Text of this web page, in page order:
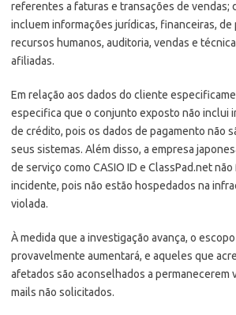
referentes a faturas e transações de vendas;
incluem informações jurídicas, financeiras, de
recursos humanos, auditoria, vendas e
afiliadas.
Em relação aos dados do cliente
especifica que o conjunto exposto não inclui
de crédito, pois os dados de pagamento não
seus sistemas. Além disso, a empresa
de serviço como CASIO ID e ClassPad.net
incidente, pois não estão hospedados na
violada.
À medida que a investigação avança, o
provavelmente aumentará, e aqueles que
afetados são aconselhados a permanecerem
mails não solicitados.